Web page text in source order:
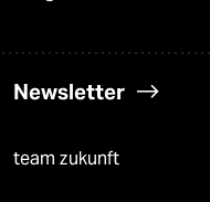
Newsletter
team zukunft